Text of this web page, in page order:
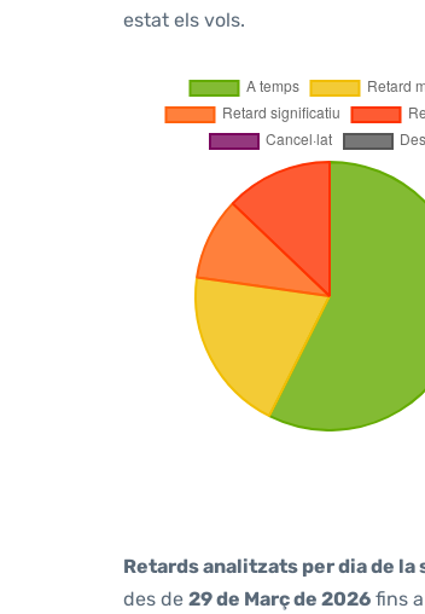
estat els vols.
Retards analitzats per dia de la
des de 29 de Març de 2026 fins a